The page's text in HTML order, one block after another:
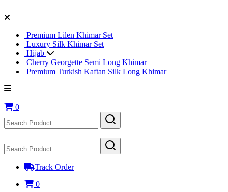
Premium Lilen Khimar Set
Luxury Silk Khimar Set
Hijab
Cherry Georgette Semi Long Khimar
Premium Turkish Kaftan Silk Long Khimar
0
Track Order
0